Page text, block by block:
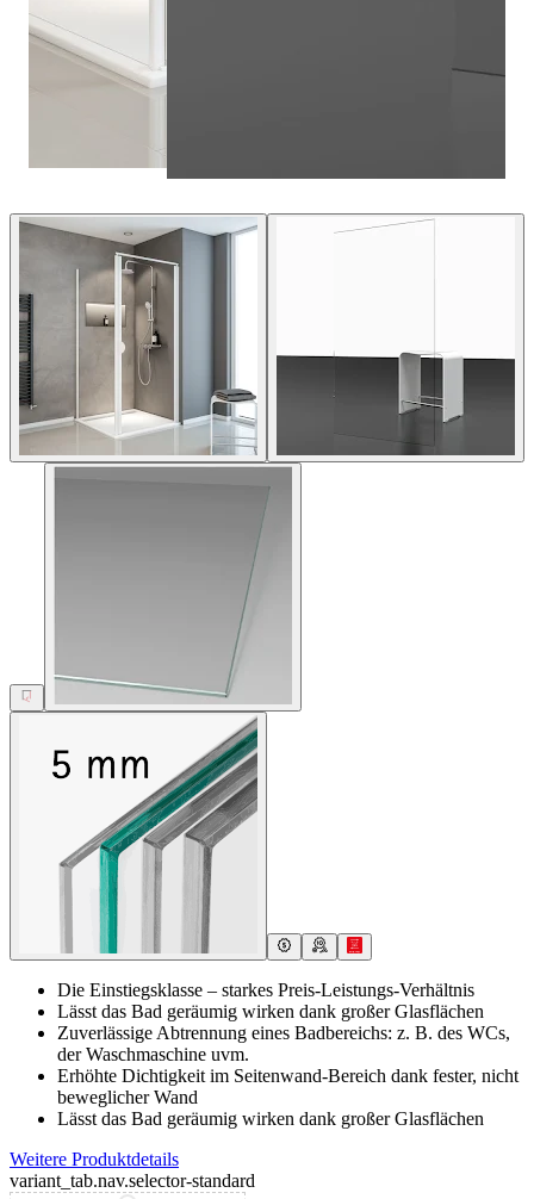
Die Einstiegsklasse – starkes Preis-Leistungs-Verhältnis
Lässt das Bad geräumig wirken dank großer Glasflächen
Zuverlässige Abtrennung eines Badbereichs: z. B. des WCs,
der Waschmaschine uvm.
Erhöhte Dichtigkeit im Seitenwand-Bereich dank fester, nicht
beweglicher Wand
Lässt das Bad geräumig wirken dank großer Glasflächen
Weitere Produktdetails
variant_tab.nav.selector-standard